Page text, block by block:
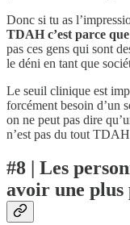
Donc si tu as
TDAH c’est parce
pas ces gens qui sont
le déni en tant que
Le seuil clinique est
forcément besoin d’un
on ne peut pas dire
n’est pas du tout
#8 | Les
avoir une plus